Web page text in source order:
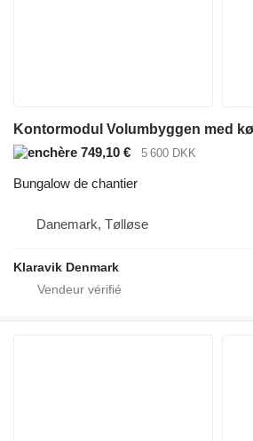
Kontormodul Volumbyggen med
749,10 €
5 600 DKK
Bungalow de chantier
Danemark, Tølløse
Klaravik Denmark